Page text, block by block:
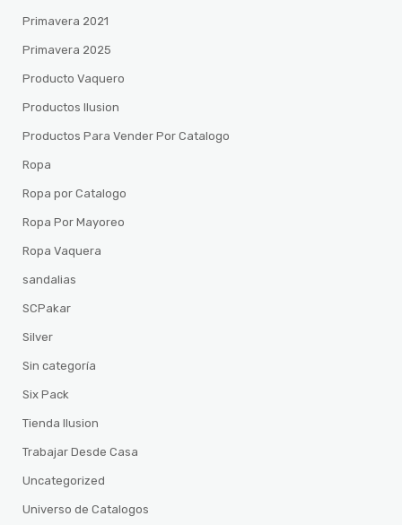
Primavera 2021
Primavera 2025
Producto Vaquero
Productos Ilusion
Productos Para Vender Por Catalogo
Ropa
Ropa por Catalogo
Ropa Por Mayoreo
Ropa Vaquera
sandalias
SCPakar
Silver
Sin categoría
Six Pack
Tienda Ilusion
Trabajar Desde Casa
Uncategorized
Universo de Catalogos